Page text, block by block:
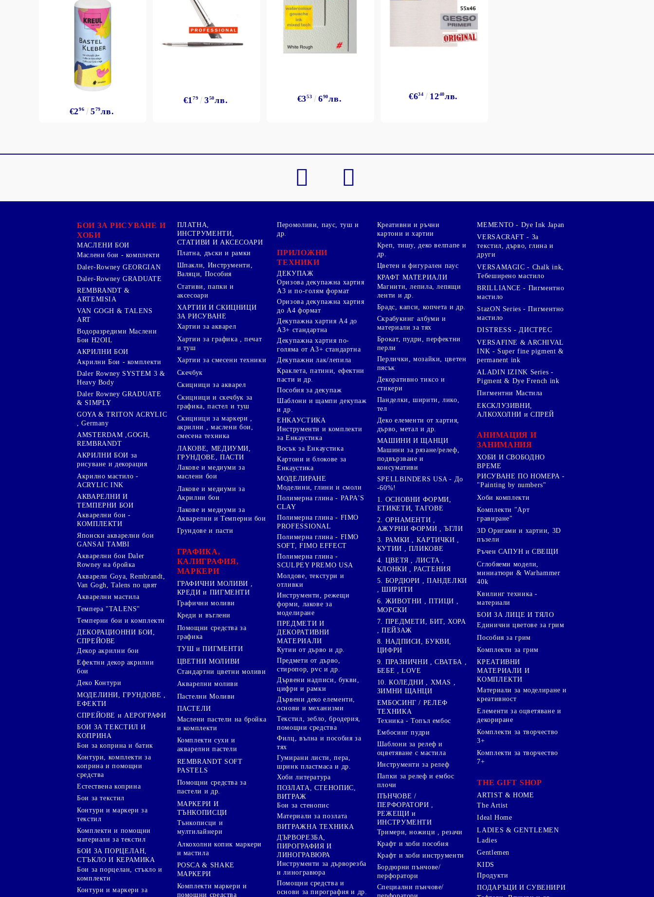
€296 579лв.
€179 350лв. €353 690лв. €634 1240лв.
БОИ ЗА РИСУВАНЕ И
ХОБИ
МАСЛЕНИ БОИ
Маслени бои - комплекти
Daler-Rowney GEORGIAN
Daler-Rowney GRADUATE
REMBRANDT &
ARTEMISIA
VAN GOGH & TALENS
ART
Водоразредими Маслени
Бои H2OIL
АКРИЛНИ БОИ
Акрилни Бои - комплекти
Daler Rowney SYSTEM 3 &
Heavy Body
Daler Rowney GRADUATE
& SIMPLY
GOYA & TRITON АCRYLIC
, Germany
AMSTERDAM ,GOGH,
REMBRANDT
АКРИЛНИ БОИ за
рисуване и декорация
Акрилно мастило -
ACRYLIC INK
АКВАРЕЛНИ И
ТЕМПЕРНИ БОИ
Акварелни бои -
КОМПЛЕКТИ
Японски акварелни бои
GANSAI TAMBI
Акварелни бои Daler
Rowney на бройка
Акварели Goya, Rembrandt,
Van Gogh, Talens по цвят
Акварелни мастила
Темпера "TALENS"
Темперни бои и комплекти
ДЕКОРАЦИОННИ БОИ,
СПРЕЙОВЕ
Декор акрилни бои
Ефектни декор акрилни
бои
Деко Контури
МОДЕЛИНИ, ГРУНДОВЕ ,
ЕФЕКТИ
СПРЕЙОВЕ и АЕРОГРАФИ
БОИ ЗА ТЕКСТИЛ И
КОПРИНА
Бои за коприна и батик
Контури, комплекти за
коприна и помощни
средства
Естествена коприна
Бои за текстил
Контури и маркери за
текстил
Комплекти и помощни
материали за текстил
БОИ ЗА ПОРЦЕЛАН,
СТЪКЛО И КЕРАМИКА
Бои за порцелан, стъкло и
комплекти
Контури и маркери за
ПЛАТНА,
ИНСТРУМЕНТИ,
СТАТИВИ И АКСЕСОАРИ
Платна, дъски и рамки
Шпакли, Инструменти,
Валяци, Пособия
Стативи, папки и
аксесоари
ХАРТИИ И СКИЦНИЦИ
ЗА РИСУВАНЕ
Хартии за акварел
Хартии за графика , печат
и туш
Хартии за смесени техники
Скечбук
Скицници за акварел
Скицници и скечбук за
графика, пастел и туш
Скицници за маркери ,
акрилни , маслени бои,
смесена техника
ЛАКОВЕ, МЕДИУМИ,
ГРУНДОВЕ, ПАСТИ
Лакове и медиуми за
маслени бои
Лакове и медиуми за
Акрилни бои
Лакове и медиуми за
Акварелни и Темперни бои
Грундове и пасти
ГРАФИКА,
КАЛИГРАФИЯ,
МАРКЕРИ
ГРАФИЧНИ МОЛИВИ ,
КРЕДИ и ПИГМЕНТИ
Графични моливи
Креди и въглени
Помощни средства за
графика
ТУШ и ПИГМЕНТИ
ЦВЕТНИ МОЛИВИ
Стандартни цветни моливи
Акварелни моливи
Пастелни Моливи
ПАСТЕЛИ
Маслени пастели на бройка
и комплекти
Комплекти сухи и
акварелни пастели
REMBRANDT SOFT
PASTELS
Помощни средства за
пастели и др.
МАРКЕРИ И
ТЪНКОПИСЦИ
Тънкописци и
мултилайнери
Алкохолни копик маркери
и мастила
POSCA & SHAKE
МАРКЕРИ
Комплекти маркери и
помощни средства
Перомоливи, паус, туш и
др.
ПРИЛОЖНИ
ТЕХНИКИ
ДЕКУПАЖ
Оризова декупажна хартия
А3 и по-голям формат
Оризова декупажна хартия
до А4 формат
Декупажна хартия А4 до
А3+ стандартна
Декупажна хартия по-
голяма от А3+ стандартна
Декупажни лак/лепила
Краклета, патини, ефектни
пасти и др.
Пособия за декупаж
Шаблони и щампи декупаж
и др.
ЕНКАУСТИКА
Инструменти и комплекти
за Енкаустика
Восък за Енкаустика
Картони и блокове за
Енкаустика
МОДЕЛИРАНЕ
Моделини, глини и смоли
Полимерна глина - PAPA'S
CLAY
Полимерна глина - FIMO
PROFESSIONAL
Полимерна глина - FIMO
SOFT, FIMO EFFECT
Полимерна глина -
SCULPEY PREMO USA
Молдове, текстури и
отливки
Инструменти, режещи
форми, лакове за
моделиране
ПРЕДМЕТИ И
ДЕКОРАТИВНИ
МАТЕРИАЛИ
Кутии от дърво и др.
Предмети от дърво,
стиропор, pvc и др.
Дървени надписи, букви,
цифри и рамки
Дървени деко елементи,
основи и механизми
Текстил, зебло, бродерия,
помощни средства
Филц, вълна и пособия за
тях
Гумирани листи, пера,
шринк пластмаса и др.
Хоби литература
ПОЗЛАТА, СТЕНОПИС,
ВИТРАЖ
Бои за стенопис
Материали за позлата
ВИТРАЖНА ТЕХНИКА
ДЪРВОРЕЗБА,
ПИРОГРАФИЯ И
ЛИНОГРАВЮРА
Инструменти за дърворезба
и линогравюра
Помощни средства и
основи за пирография и др.
Креативни и ръчни
картони и хартии
Креп, тишу, деко велпапе и
др.
Цветен и фигурален паус
КРАФТ МАТЕРИАЛИ
Магнити, лепила, лепящи
ленти и др.
Брадс, капси, копчета и др.
Скрабукинг албуми и
материали за тях
Брокат, пудри, перфектни
перли
Перлички, мозайки, цветен
пясък
Декоративно тиксо и
стикери
Панделки, ширити, лико,
тел
Деко елементи от хартия,
дърво, метал и др.
МАШИНИ И ЩАНЦИ
Машини за рязане/релеф,
подвързване и
консумативи
SPELLBINDERS USA - До
-60%!
1. ОСНОВНИ ФОРМИ,
ЕТИКЕТИ, ТАГОВЕ
2. ОРНАМЕНТИ ,
АЖУРНИ ФОРМИ , ЪГЛИ
3. РАМКИ , КАРТИЧКИ ,
КУТИИ , ПЛИКОВЕ
4. ЦВЕТЯ , ЛИСТА ,
КЛОНКИ , РАСТЕНИЯ
5. БОРДЮРИ , ПАНДЕЛКИ
, ШИРИТИ
6. ЖИВОТНИ , ПТИЦИ ,
МОРСКИ
7. ПРЕДМЕТИ, БИТ, ХОРА
, ПЕЙЗАЖ
8. НАДПИСИ, БУКВИ,
ЦИФРИ
9. ПРАЗНИЧНИ , СВАТБА ,
БЕБЕ , LOVE
10. КОЛЕДНИ , XMAS ,
ЗИМНИ ЩАНЦИ
ЕМБОСИНГ / РЕЛЕФ
ТЕХНИКА
Техника - Топъл ембос
Ембосинг пудри
Шаблони за релеф и
оцветяване с мастила
Инструменти за релеф
Папки за релеф и ембос
плочи
ПЪНЧОВЕ /
ПЕРФОРАТОРИ ,
РЕЖЕЩИ и
ИНСТРУМЕНТИ
Тримери, ножици , резачи
Крафт и хоби пособия
Крафт и хоби инструменти
Бордюрни пънчове/
перфоратори
Специални пънчове/
MEMENTO - Dye Ink Japan
VERSACRAFT - За
текстил, дърво, глина и
други
VERSAMAGIC - Chalk ink,
Тебеширено мастило
BRILLIANCE - Пигментно
мастило
StazON Series - Пигментно
мастило
DISTRESS - ДИСТРЕС
VERSAFINE & ARCHIVAL
INK - Super fine pigment &
permanent ink
ALADIN IZINK Series -
Pigment & Dye French ink
Пигментни Мастила
ЕКСКЛУЗИВНИ,
АЛКОХОЛНИ и СПРЕЙ
АНИМАЦИЯ И
ЗАНИМАНИЯ
ХОБИ И СВОБОДНО
ВРЕМЕ
РИСУВАНЕ ПО НОМЕРА -
"Painting by numbers"
Хоби комплекти
Комплекти "Арт
гравиране"
3D Оригами и хартии, 3D
пъзели
Ръчен САПУН и СВЕЩИ
Сглобяеми модели,
миниатюри & Warhammer
40k
Квилинг техника -
материали
БОИ ЗА ЛИЦЕ И ТЯЛО
Единични цветове за грим
Пособия за грим
Комплекти за грим
КРЕАТИВНИ
МАТЕРИАЛИ И
КОМПЛЕКТИ
Mатериали за моделиране и
креативност
Елементи за оцветяване и
декориране
Комплекти за творчество
3+
Комплекти за творчество
7+
THE GIFT SHOP
ARTIST & HOME
The Artist
Ideal Home
LADIES & GENTLEMEN
Ladies
Gentlemen
KIDS
Продукти
ПОДАРЪЦИ И СУВЕНИРИ